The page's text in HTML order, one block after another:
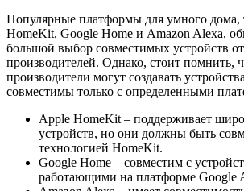
Популярные платформы для умного дома,
HomeKit, Google Home и Amazon Alexa,
большой выбор совместимых устройств
производителей. Однако, стоит помнить,
производители могут создавать
совместимы только с определенными
Apple HomeKit – поддерживает
устройств, но они должны быть
технологией HomeKit.
Google Home – совместим с
работающими на платформе Google